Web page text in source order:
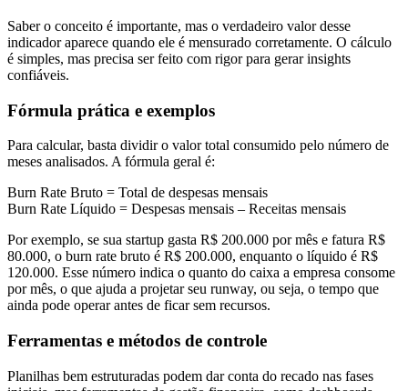
Saber o conceito é importante, mas o verdadeiro valor desse
indicador aparece quando ele é mensurado corretamente. O cálculo
é simples, mas precisa ser feito com rigor para gerar insights
confiáveis.
Fórmula prática e exemplos
Para calcular, basta dividir o valor total consumido pelo número de
meses analisados. A fórmula geral é:
Burn Rate Bruto = Total de despesas mensais
Burn Rate Líquido = Despesas mensais – Receitas mensais
Por exemplo, se sua startup gasta R$ 200.000 por mês e fatura R$
80.000, o burn rate bruto é R$ 200.000, enquanto o líquido é R$
120.000. Esse número indica o quanto do caixa a empresa consome
por mês, o que ajuda a projetar seu runway, ou seja, o tempo que
ainda pode operar antes de ficar sem recursos.
Ferramentas e métodos de controle
Planilhas bem estruturadas podem dar conta do recado nas fases